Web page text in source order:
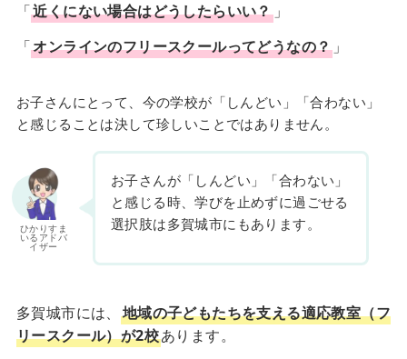
「近くにない場合はどうしたらいい？」
「オンラインのフリースクールってどうなの？ 」
お子さんにとって、今の学校が「しんどい」「合わない」
と感じることは決して珍しいことではありません。
ひかりすま
いるアドバ
イザー
お子さんが「しんどい」「合わない」
と感じる時、学びを止めずに過ごせる
選択肢は多賀城市にもあります。
多賀城市には、 地域の子どもたちを支える適応教室（フ
リースクール）が2校あります。